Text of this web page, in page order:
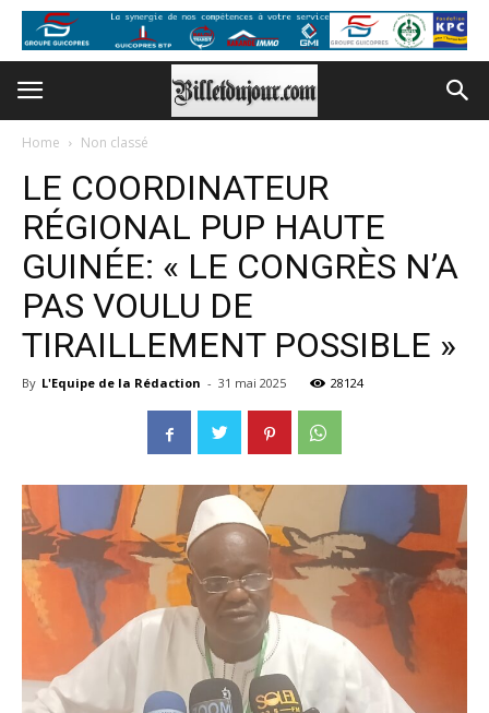
Home Non classé
LE COORDINATEUR
RÉGIONAL PUP HAUTE
GUINÉE: « LE CONGRÈS N’A
PAS VOULU DE
TIRAILLEMENT POSSIBLE »
By L'Equipe de la Rédaction - 31 mai 2025 28124